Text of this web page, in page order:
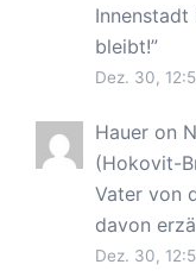
bleibt!”
Dez. 30,
Hauer on
(Hokovit-
Vater von
davon
Dez. 30,